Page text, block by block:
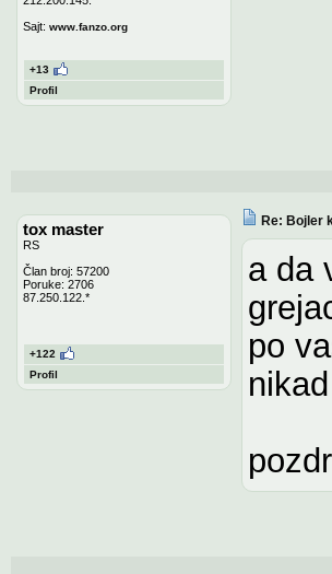
Sajt: www.fanzo.org
+13
Profil
tox master
RS
Član broj: 57200
Poruke: 2706
87.250.122.*
+122
Profil
Re: Bojler
a da
po